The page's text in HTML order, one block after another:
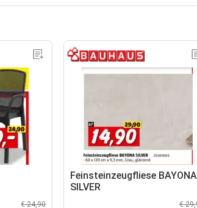
€ 24,90
Feinsteinzeugfliese BAYONA
SILVER
€